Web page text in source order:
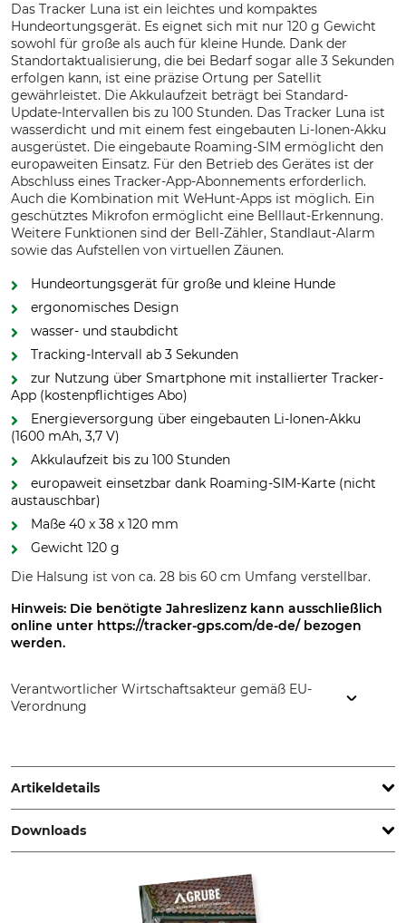
Das Tracker Luna ist ein leichtes und kompaktes
Hundeortungsgerät. Es eignet sich mit nur 120 g Gewicht
sowohl für große als auch für kleine Hunde. Dank der
Standortaktualisierung, die bei Bedarf sogar alle 3 Sekunden
erfolgen kann, ist eine präzise Ortung per Satellit
gewährleistet. Die Akkulaufzeit beträgt bei Standard-
Update-Intervallen bis zu 100 Stunden. Das Tracker Luna ist
wasserdicht und mit einem fest eingebauten Li-Ionen-Akku
ausgerüstet. Die eingebaute Roaming-SIM ermöglicht den
europaweiten Einsatz. Für den Betrieb des Gerätes ist der
Abschluss eines Tracker-App-Abonnements erforderlich.
Auch die Kombination mit WeHunt-Apps ist möglich. Ein
geschütztes Mikrofon ermöglicht eine Belllaut-Erkennung.
Weitere Funktionen sind der Bell-Zähler, Standlaut-Alarm
sowie das Aufstellen von virtuellen Zäunen.
Hundeortungsgerät für große und kleine Hunde
ergonomisches Design
wasser- und staubdicht
Tracking-Intervall ab 3 Sekunden
zur Nutzung über Smartphone mit installierter Tracker-
App (kostenpflichtiges Abo)
Energieversorgung über eingebauten Li-Ionen-Akku
(1600 mAh, 3,7 V)
Akkulaufzeit bis zu 100 Stunden
europaweit einsetzbar dank Roaming-SIM-Karte (nicht
austauschbar)
Maße 40 x 38 x 120 mm
Gewicht 120 g
Die Halsung ist von ca. 28 bis 60 cm Umfang verstellbar.
Hinweis: Die benötigte Jahreslizenz kann ausschließlich
online unter https://tracker-gps.com/de-de/ bezogen
werden.
Verantwortlicher Wirtschaftsakteur gemäß EU-
Verordnung
www.tracker.fi
Artikeldetails
Akku/Batterie enthalten
Ja
100 h
Übertragungsintervall
3
Downloads
Bedienungsanleitung | Manual_Tracker-Luna_81-402_intl_042024.pdf